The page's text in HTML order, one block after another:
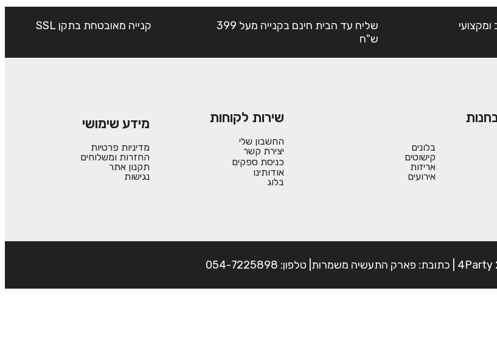
שליח עד הבית חינם בקנייה מעל 399
ש"ח
קנייה מאובטחת בתקן SSL
בלונים
קישוטים
אריזות
אירועים
שירות לקוחות
החשבון שלי
יצירת קשר
כניסת ספקים
אודותינו
בלוג
מידע שימושי
מדיניות פרטיות
החזרות ומשלוחים
תקנון אתר
נגישות